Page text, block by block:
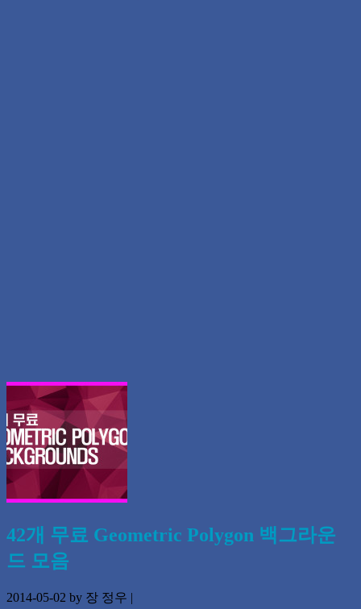
42개 무료 Geometric Polygon 백그라운
드 모음
2014-05-02 by 장 정우 |